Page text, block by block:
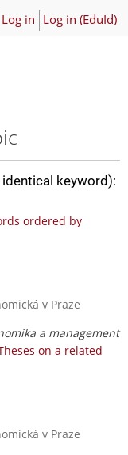
Log in Log in (EduId)
keyword):
ordered by
v Praze
a management
on a related
v Praze